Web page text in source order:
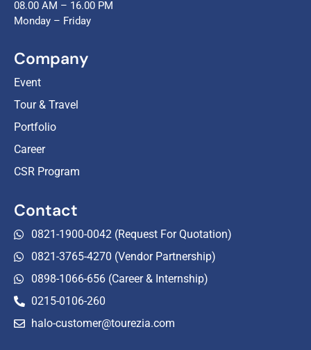
08.00 AM – 16.00 PM
Monday – Friday
Company
Event
Tour & Travel
Portfolio
Career
CSR Program
Contact
0821-1900-0042 (Request For Quotation)
0821-3765-4270 (Vendor Partnership)
0898-1066-656 (Career & Internship)
0215-0106-260
halo-customer@tourezia.com